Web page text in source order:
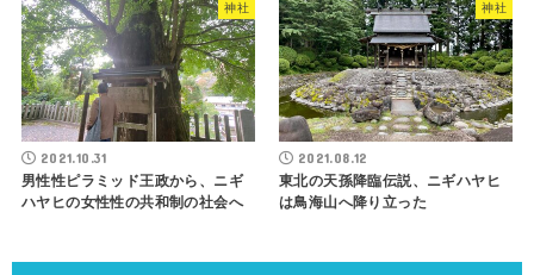
神社
2021.10.31
男性性ピラミッド王政から、ニギ
ハヤヒの女性性の共和制の社会へ
神社
2021.08.12
東北の天孫降臨伝説、ニギハヤヒ
は鳥海山へ降り立った